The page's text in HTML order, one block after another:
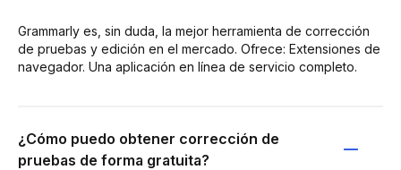
Grammarly es, sin duda, la mejor herramienta de corrección
de pruebas y edición en el mercado. Ofrece: Extensiones de
navegador. Una aplicación en línea de servicio completo.
¿Cómo puedo obtener corrección de
pruebas de forma gratuita?